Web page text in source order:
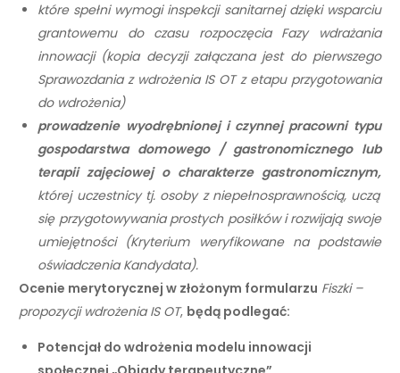
które spełni wymogi inspekcji sanitarnej dzięki wsparciu
grantowemu do czasu rozpoczęcia Fazy wdrażania
innowacji (kopia decyzji załączana jest do pierwszego
Sprawozdania z wdrożenia IS OT z etapu przygotowania
do wdrożenia)
prowadzenie wyodrębnionej i czynnej pracowni typu
gospodarstwa domowego / gastronomicznego lub
terapii zajęciowej o charakterze gastronomicznym,
której uczestnicy tj. osoby z niepełnosprawnością, uczą
się przygotowywania prostych posiłków i rozwijają swoje
umiejętności (Kryterium weryfikowane na podstawie
oświadczenia Kandydata).
Ocenie merytorycznej w złożonym formularzu Fiszki –
propozycji wdrożenia IS OT, będą podlegać:
Potencjał do wdrożenia modelu innowacji